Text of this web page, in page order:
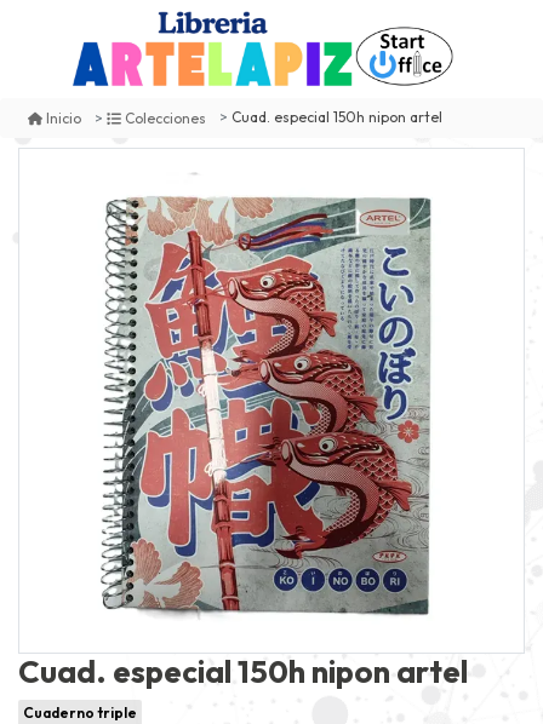
Inicio Colecciones Cuad. especial 150h nipon artel
Cuad. especial 150h nipon artel
Cuaderno triple